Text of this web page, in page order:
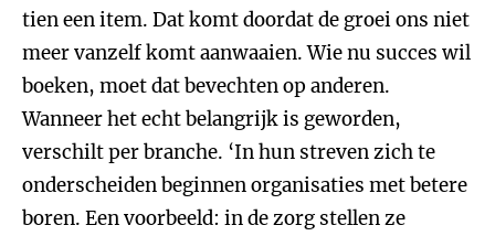
tien een item. Dat komt doordat de groei ons niet
meer vanzelf komt aanwaaien. Wie nu succes wil
boeken, moet dat bevechten op anderen.
Wanneer het echt belangrijk is geworden,
verschilt per branche. ‘In hun streven zich te
onderscheiden beginnen organisaties met betere
boren. Een voorbeeld: in de zorg stellen ze